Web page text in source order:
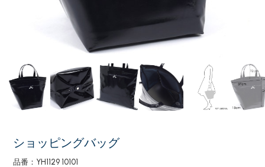
ショッピングバッグ
品番：YH1129 10101